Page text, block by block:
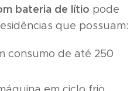
bateria de lítio pode
que possuam:
consumo de até 250